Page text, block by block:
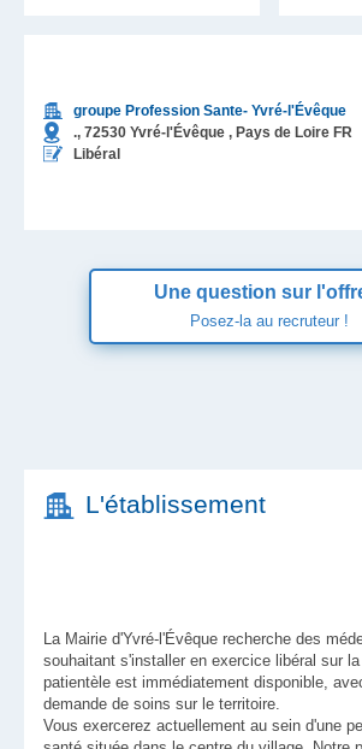
groupe Profession Sante- Yvré-l'Évêque
., 72530 Yvré-l'Évêque , Pays de Loire FR
Libéral
Une question sur
Posez-la au recruteur !
Téléphone
L'établissement
La Mairie d'Yvré-l'Évêque recherche des
souhaitant s'installer en exercice libéral sur
patientèle est immédiatement disponible,
demande de soins sur le territoire.
Vous exercerez actuellement au sein d'une